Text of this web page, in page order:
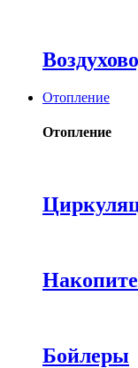
Отопление
Отопление
Бойлеры